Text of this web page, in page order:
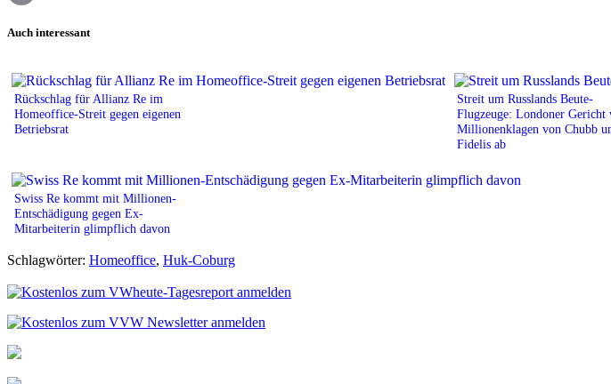
Auch interessant
Rückschlag für Allianz Re im
Homeoffice-Streit gegen eigenen
Betriebsrat
Streit um Russlands Beute-
Flugzeuge: Londoner Gericht
Millionenklagen von Chubb
Fidelis ab
Swiss Re kommt mit Millionen-
Entschädigung gegen Ex-
Mitarbeiterin glimpflich davon
Schlagwörter: Homeoffice, Huk-Coburg